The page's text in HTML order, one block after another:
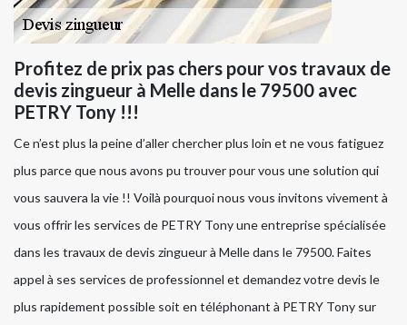
Profitez de prix pas chers pour vos travaux de
devis zingueur à Melle dans le 79500 avec
PETRY Tony !!!
Ce n’est plus la peine d’aller chercher plus loin et ne vous fatiguez
plus parce que nous avons pu trouver pour vous une solution qui
vous sauvera la vie !! Voilà pourquoi nous vous invitons vivement à
vous offrir les services de PETRY Tony une entreprise spécialisée
dans les travaux de devis zingueur à Melle dans le 79500. Faites
appel à ses services de professionnel et demandez votre devis le
plus rapidement possible soit en téléphonant à PETRY Tony sur